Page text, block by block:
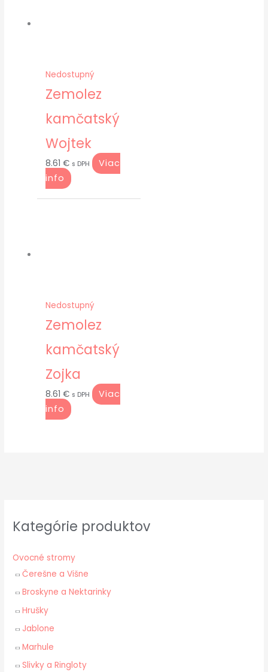
Kategórie produktov
Ovocné stromy
Čerešne a Višne
Broskyne a Nektarinky
Hrušky
Jablone
Marhule
Slivky a Ringloty
Nedostupný
Zemolez
kamčatský
Wojtek
8.61 € s DPH
Viac
info
Nedostupný
Zemolez
kamčatský
Zojka
8.61 € s DPH
Viac
info